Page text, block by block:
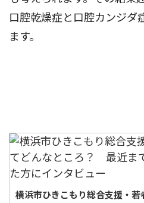
口腔乾燥症と口腔カンジダ
ます。
横浜市ひきこもり総合支援・若